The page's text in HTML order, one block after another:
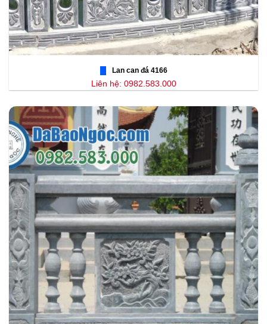
Lan can đá 4166
Liên hệ: 0982.583.000